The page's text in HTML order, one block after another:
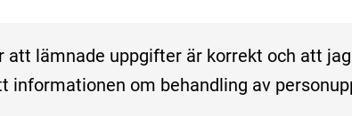
av personuppgifter
att lämnade uppgifter är korrekt och att
informationen om behandling av